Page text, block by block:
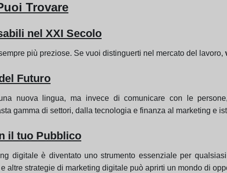
Trovare
nel XXI Secolo
più preziose. Se vuoi distinguerti nel mercato del lavoro,
Futuro
nuova lingua, ma invece di comunicare con le
gamma di settori, dalla tecnologia e finanza al marketing e
il tuo Pubblico
digitale è diventato uno strumento essenziale per
altre strategie di marketing digitale può aprirti un mondo di